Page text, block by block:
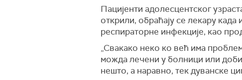
Пацијенти адолесцентског
открили, обраћају се лекару
респираторне инфекције, као
„Свакако неко ко већ има
можда лечени у болници или
нешто, а наравно, тек дуванске